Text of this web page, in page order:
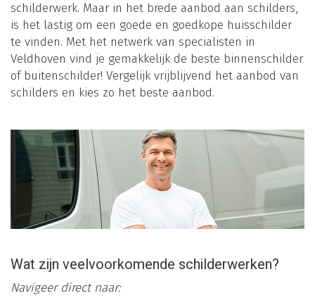
schilderwerk. Maar in het brede aanbod aan schilders,
is het lastig om een goede en goedkope huisschilder
te vinden. Met het netwerk van specialisten in
Veldhoven vind je gemakkelijk de beste binnenschilder
of buitenschilder! Vergelijk vrijblijvend het aanbod van
schilders en kies zo het beste aanbod.
Wat zijn veelvoorkomende schilderwerken?
Navigeer direct naar: